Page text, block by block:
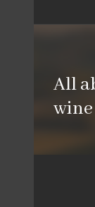
All
wine